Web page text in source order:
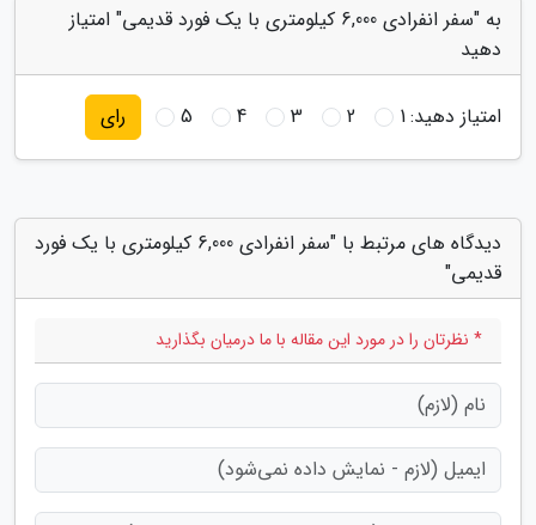
به "سفر انفرادی 6,000 کیلومتری با یک فورد قدیمی" امتیاز
دهید
امتیاز دهید:1
2
3
4
5 رای
دیدگاه های مرتبط با "سفر انفرادی 6,000 کیلومتری با یک فورد
قدیمی"
* نظرتان را در مورد این مقاله با ما درمیان بگذارید